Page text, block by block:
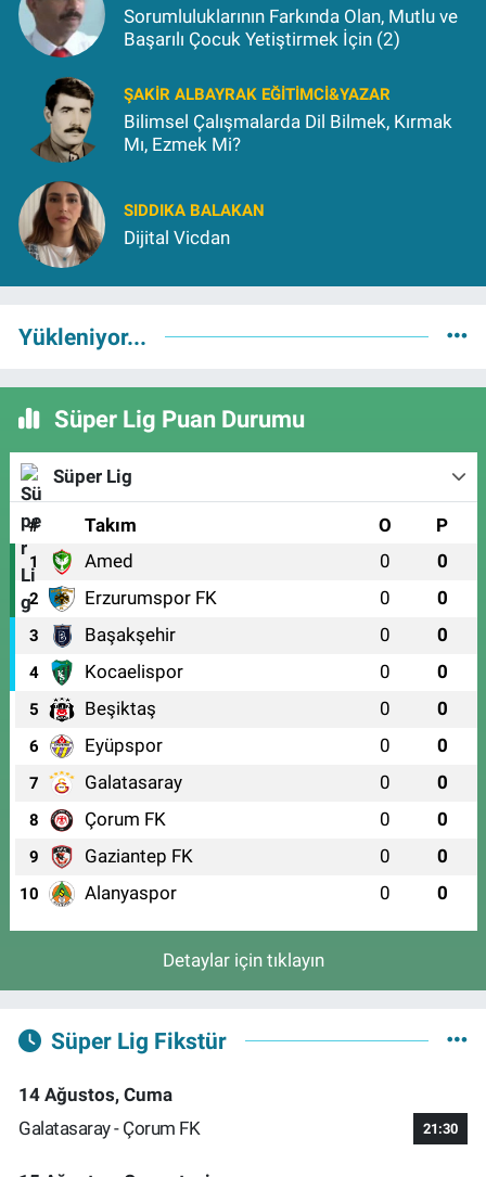
Sorumluluklarının Farkında Olan, Mutlu ve
Başarılı Çocuk Yetiştirmek İçin (2)
ŞAKIR ALBAYRAK EĞITIMCI&YAZAR
Bilimsel Çalışmalarda Dil Bilmek, Kırmak
Mı, Ezmek Mi?
SIDDIKA BALAKAN
Dijital Vicdan
Yükleniyor...
Süper Lig Puan Durumu
Süper Lig
# Takım O P
1 Amed 0 0
2 Erzurumspor FK 0 0
3 Başakşehir 0 0
4 Kocaelispor 0 0
5 Beşiktaş 0 0
6 Eyüpspor 0 0
7 Galatasaray 0 0
8 Çorum FK 0 0
9 Gaziantep FK 0 0
10 Alanyaspor 0 0
Detaylar için tıklayın
Süper Lig Fikstür
14 Ağustos, Cuma
Galatasaray - Çorum FK
21:30